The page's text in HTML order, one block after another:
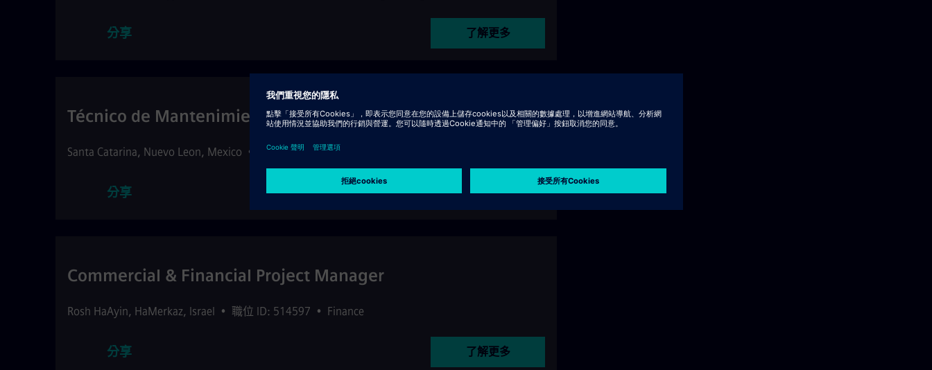
分享 了解更多
Técnico de Mantenimiento
Santa Catarina, Nuevo Leon, Mexico • 職位 ID: 516850
分享 了解更多
Commercial & Financial Project Manager
Rosh HaAyin, HaMerkaz, Israel • 職位 ID: 514597 • Finance
分享 了解更多